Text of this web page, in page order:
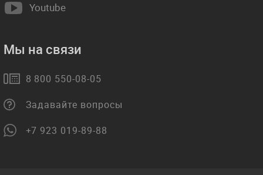
Youtube
Мы на связи
8 800 550-08-05
Задавайте вопросы
+7 923 019-89-88